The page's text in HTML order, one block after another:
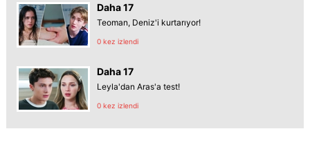
Daha 17
Teoman, Deniz'i kurtarıyor!
0 kez izlendi
Daha 17
Leyla'dan Aras'a test!
0 kez izlendi